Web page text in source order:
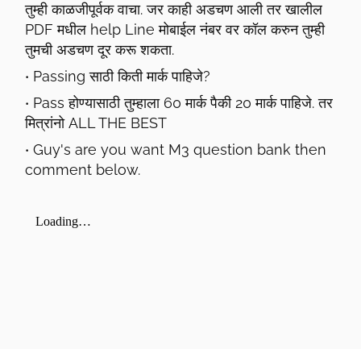
तुम्ही काळजीपूर्वक वाचा. जर काही अडचण आली तर खालील
PDF मधील help Line मोबाईल नंबर वर कॉल करुन तुम्ही
तुमची अडचण दूर करू शकता.
Passing साठी किती मार्क पाहिजे?
Pass होण्यासाठी तुम्हाला 60 मार्क पैकी 20 मार्क पाहिजे. तर
मित्रांनो ALL THE BEST
Guy's are you want M3 question bank then
comment below.